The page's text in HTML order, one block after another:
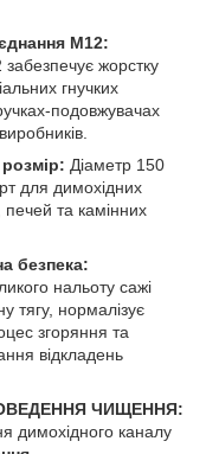
М12:
жорстку
гнучких
подовжувачах
Діаметр 150
для димохідних
печей та камінних
безпека:
нальоту сажі
тягу, нормалізує
згоряння та
відкладень
ЧИЩЕННЯ:
димохідного каналу